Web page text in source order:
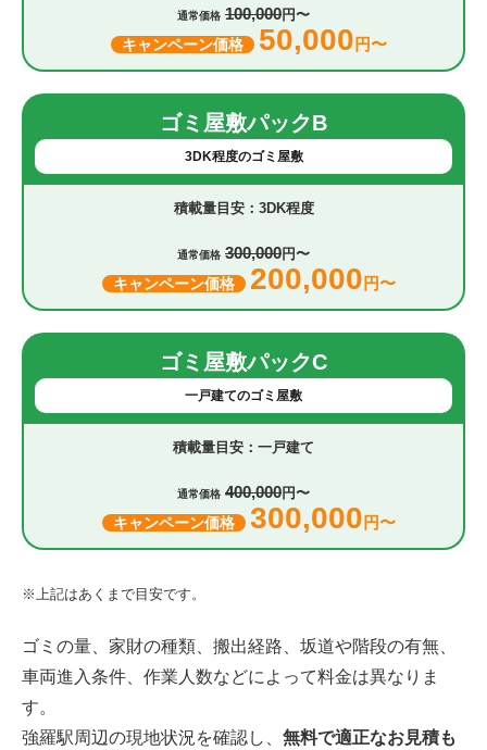
通常価格 100,000円〜
キャンペーン価格 50,000 円〜
ゴミ屋敷パックB
3DK程度のゴミ屋敷
3DK程度
通常価格 300,000円〜
キャンペーン価格 200,000 円〜
ゴミ屋敷パックC
一戸建てのゴミ屋敷
一戸建て
通常価格 400,000円〜
キャンペーン価格 300,000 円〜
※上記はあくまで目安です。
ゴミの量、家財の種類、搬出経路、坂道や階段の有無、
車両進入条件、作業人数などによって料金は異なりま
す。
強羅駅周辺の現地状況を確認し、 無料で適正なお見積も